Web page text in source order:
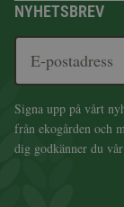
NYHETSBREV
Signa upp på vårt
från ekogården och
dig godkänner du vår